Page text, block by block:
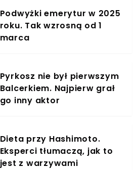
Podwyżki emerytur w 2025
roku. Tak wzrosną od 1
marca
Pyrkosz nie był pierwszym
Balcerkiem. Najpierw grał
go inny aktor
Dieta przy Hashimoto.
Eksperci tłumaczą, jak to
jest z warzywami